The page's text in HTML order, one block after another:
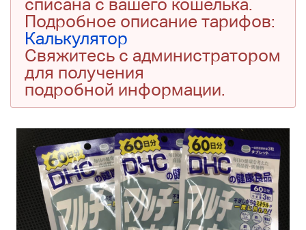
списана с вашего кошелька.
Подробное описание тарифов:
Калькулятор
Свяжитесь с администратором
для получения
подробной информации.